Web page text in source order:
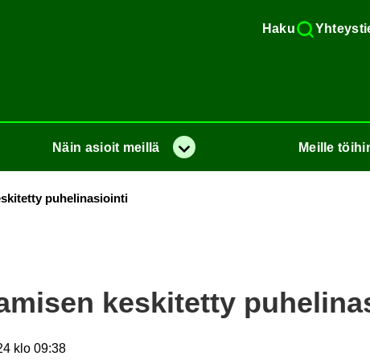
Haku
Näin asioit meil­lä Va­lik­ko Meil­le
pu­he­li­n­asioin­ti
kes­ki­tet­ty
klo 09:38